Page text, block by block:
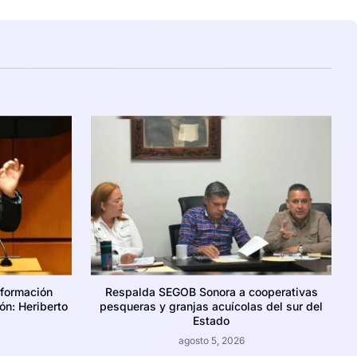
Heriberto
Respalda SEGOB Sonora a cooperativas
pesqueras y granjas acuícolas del sur del
Estado
agosto 5, 2026